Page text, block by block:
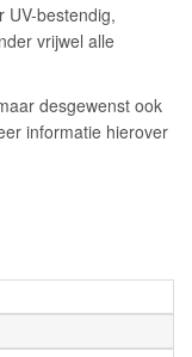
UV-bestendig,
vrijwel alle
desgewenst ook
informatie hierover